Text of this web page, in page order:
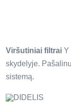
Viršutiniai filtrai Y
skydelyje.
sistemą.
DIDELIS